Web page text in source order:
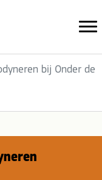
bij Onder de